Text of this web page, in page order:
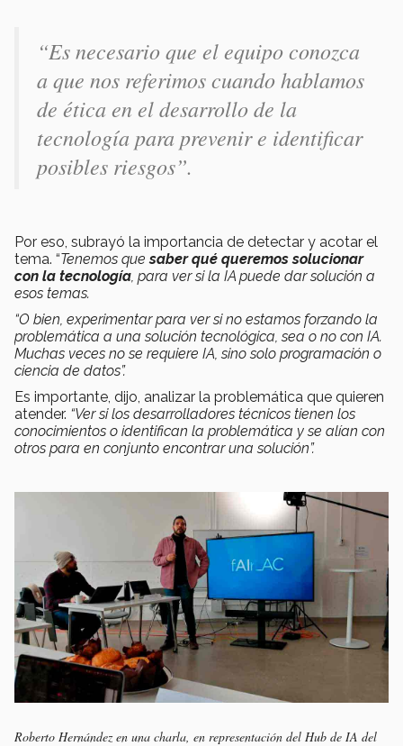
“Es necesario que el equipo conozca
a que nos referimos cuando hablamos
de ética en el desarrollo de la
tecnología para prevenir e identificar
posibles riesgos”.
Por eso, subrayó la importancia de detectar y acotar el
tema. “Tenemos quesaber qué queremos solucionar
con la tecnología, para ver si la IA puede dar solución a
esos temas.
“O bien, experimentar para ver si no estamos forzando la
problemática a una solución tecnológica, sea o no con IA.
Muchas veces no se requiere IA, sino solo programación o
ciencia de datos”.
Es importante, dijo, analizar la problemática que quieren
atender. “Ver si los desarrolladores técnicos tienen los
conocimientos o identifican la problemática y se alían con
otros para en conjunto encontrar una solución”.
Roberto Hernández en una charla, en representación del Hub de IA del